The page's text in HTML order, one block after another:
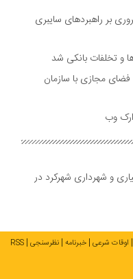
بر راهبرد‌های سایبری
و تخلفات بانکی شد
مجازی با سازمان
و شهرداری شهرکرد در
اوقات شرعی خبرنامه نظرسنجی RSS